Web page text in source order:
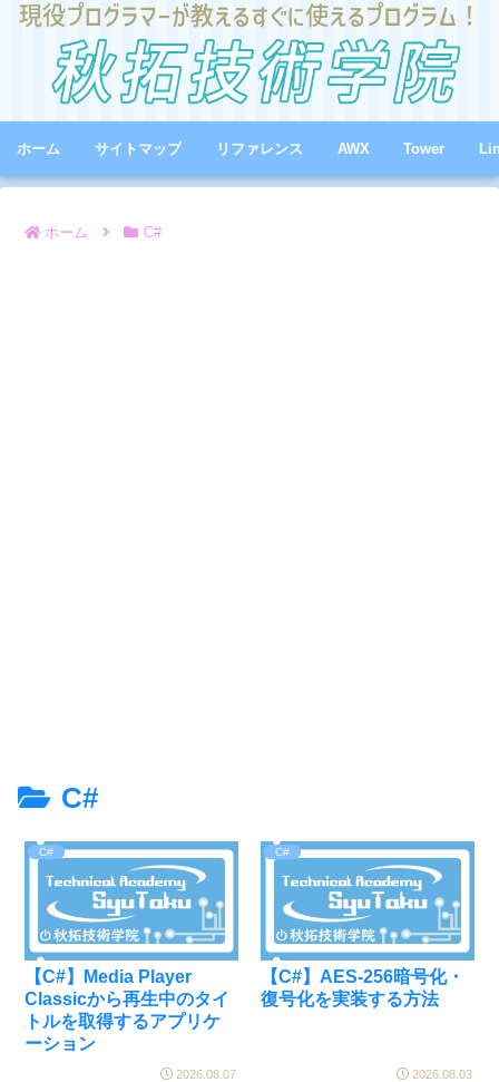
ホーム サイトマップ リファレンス AWX Tower
ホーム C#
C#
C#
【C#】Media Player
Classicから再生中のタイ
トルを取得するアプリケ
ーション
2026.08.07
C#
【C#】AES-256暗号化・
復号化を実装する方法
2026.08.03